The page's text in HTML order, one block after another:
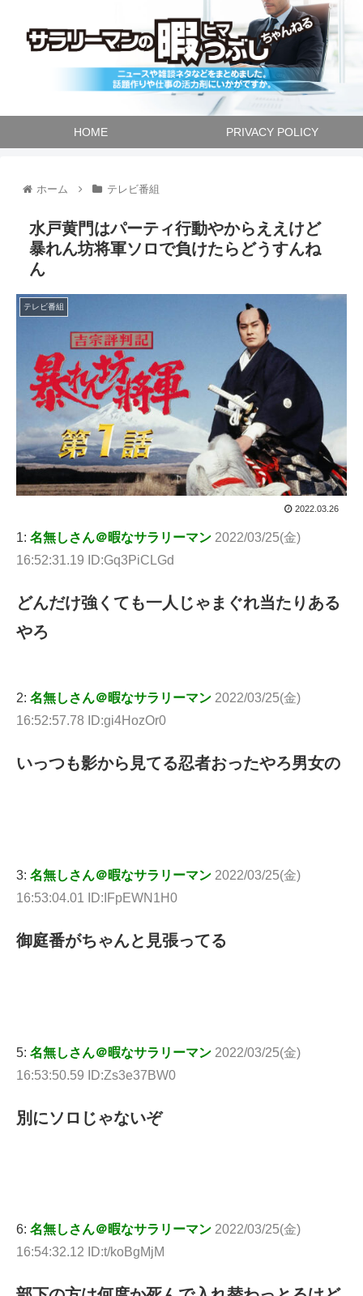
HOME PRIVACY POLICY
ホーム テレビ番組
水戸黄門はパーティ行動やからええけど
暴れん坊将軍ソロで負けたらどうすんね
ん
テレビ番組
2022.03.26
1: 名無しさん＠暇なサラリーマン 2022/03/25(金)
16:52:31.19 ID:Gq3PiCLGd
どんだけ強くても一人じゃまぐれ当たりある
やろ
2: 名無しさん＠暇なサラリーマン 2022/03/25(金)
16:52:57.78 ID:gi4HozOr0
いっつも影から見てる忍者おったやろ男女の
3: 名無しさん＠暇なサラリーマン 2022/03/25(金)
16:53:04.01 ID:IFpEWN1H0
御庭番がちゃんと見張ってる
5: 名無しさん＠暇なサラリーマン 2022/03/25(金)
16:53:50.59 ID:Zs3e37BW0
別にソロじゃないぞ
6: 名無しさん＠暇なサラリーマン 2022/03/25(金)
16:54:32.12 ID:t/koBgMjM